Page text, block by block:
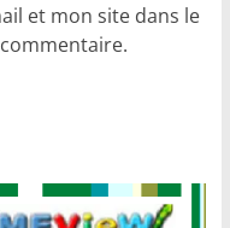
et mon site dans le